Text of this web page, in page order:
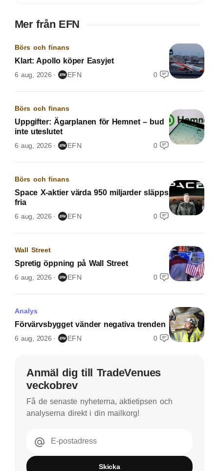
Mer från EFN
Börs och finans
Klart: Apollo köper Easyjet
6 aug, 2026 EFN 0
Börs och finans
Uppgifter: Ägarplanen för Hemnet – bud
inte uteslutet
6 aug, 2026 EFN 0
Börs och finans
Space X-aktier värda 950 miljarder släpps
fria
6 aug, 2026 EFN 0
Wall Street
Spretig öppning på Wall Street
6 aug, 2026 EFN 0
Analys
Förvärvsbygget vänder negativa trenden
6 aug, 2026 EFN 0
Anmäl dig till TradeVenues
veckobrev
Få de senaste nyheterna, aktietipsen och
analyserna direkt i din mailkorg!
E-postadress
Skicka